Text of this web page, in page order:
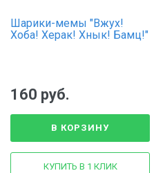
Шарики-мемы "Вжух!
Хоба! Херак! Хнык! Бамц!"
160 руб.
В КОРЗИНУ
КУПИТЬ В 1 КЛИК